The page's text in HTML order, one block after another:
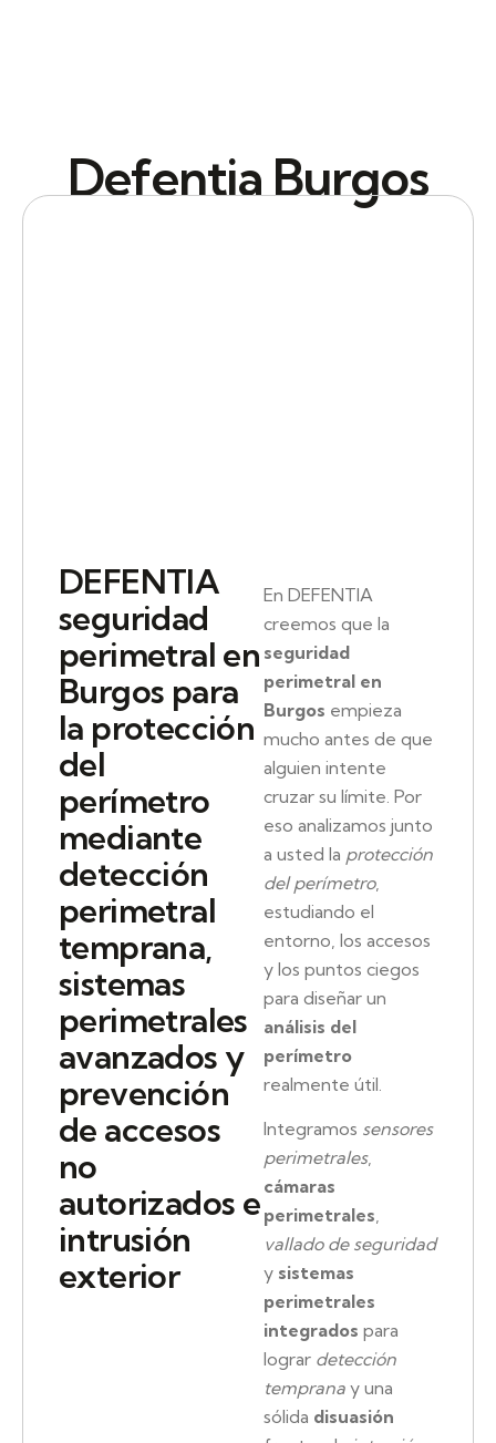
Defentia Burgos
DEFENTIA
seguridad
perimetral en
Burgos para
la protección
del
perímetro
mediante
detección
perimetral
temprana,
sistemas
perimetrales
avanzados y
prevención
de accesos
no
autorizados e
intrusión
exterior
En DEFENTIA
creemos que la
seguridad
perimetral en
Burgos empieza
mucho antes de que
alguien intente
cruzar su límite. Por
eso analizamos junto
a usted la protección
del perímetro,
estudiando el
entorno, los accesos
y los puntos ciegos
para diseñar un
análisis del
perímetro
realmente útil.
Integramos sensores
perimetrales,
cámaras
perimetrales,
vallado de seguridad
y sistemas
perimetrales
integrados para
lograr detección
tempranay una
sólida disuasión